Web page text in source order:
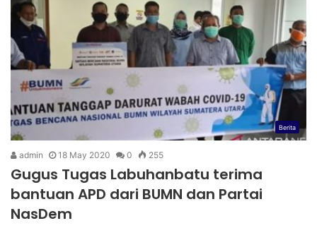
Berita
admin 18 May 2020 0 255
Gugus Tugas Labuhanbatu terima
bantuan APD dari BUMN dan Partai
NasDem